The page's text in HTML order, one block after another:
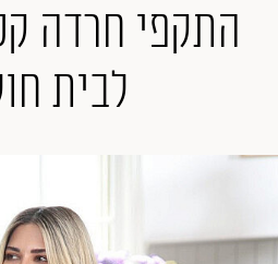
ביוטי
סלבס
המגזין
התקפי חרדה
לבית